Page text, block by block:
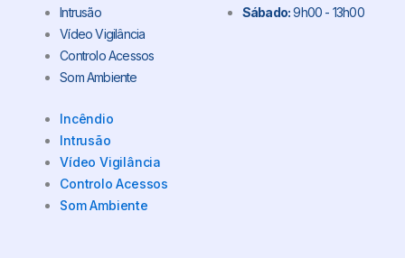
Intrusão
Vídeo Vigilância
Controlo Acessos
Som Ambiente
Incêndio
Intrusão
Vídeo Vigilância
Controlo Acessos
Som Ambiente
Sábado:9h00 - 13h00